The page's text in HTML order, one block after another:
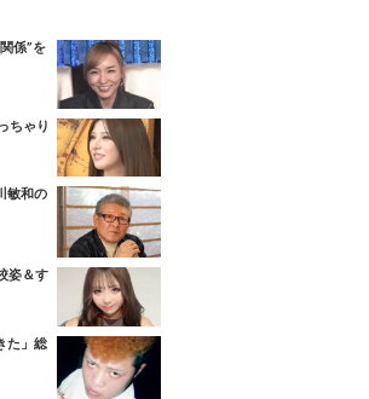
係”を
ちゃり
敏和の
姿＆す
た」総